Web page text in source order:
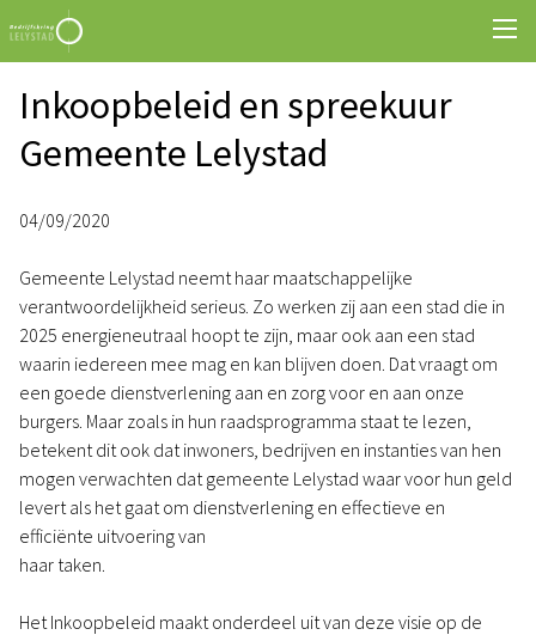
Inkoopbeleid en spreekuur
Gemeente Lelystad
04/09/2020
Gemeente Lelystad neemt haar maatschappelijke
verantwoordelijkheid serieus. Zo werken zij aan een stad die in
2025 energieneutraal hoopt te zijn, maar ook aan een stad
waarin iedereen mee mag en kan blijven doen. Dat vraagt om
een goede dienstverlening aan en zorg voor en aan onze
burgers. Maar zoals in hun raadsprogramma staat te lezen,
betekent dit ook dat inwoners, bedrijven en instanties van hen
mogen verwachten dat gemeente Lelystad waar voor hun geld
levert als het gaat om dienstverlening en effectieve en
efficiënte uitvoering van
haar taken.
Het Inkoopbeleid maakt onderdeel uit van deze visie op de